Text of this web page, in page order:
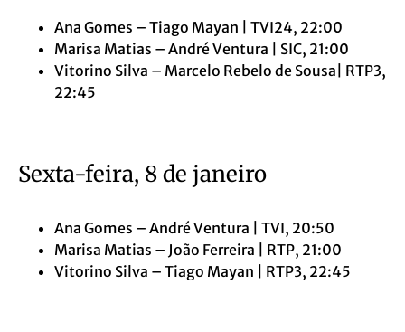
Ana Gomes – Tiago Mayan | TVI24, 22:00
Marisa Matias – André Ventura | SIC, 21:00
Vitorino Silva – Marcelo Rebelo de Sousa| RTP3,
22:45
Sexta-feira, 8 de janeiro
Ana Gomes – André Ventura | TVI, 20:50
Marisa Matias – João Ferreira | RTP, 21:00
Vitorino Silva – Tiago Mayan | RTP3, 22:45